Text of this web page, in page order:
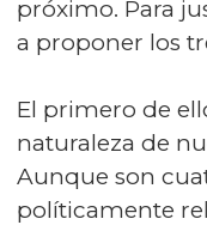
próximo. Para
a proponer los
El primero de
naturaleza de
Aunque son
políticamente